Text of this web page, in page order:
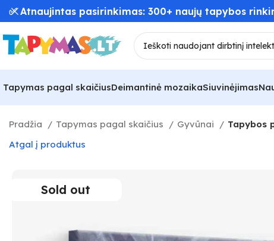
Tapymas pagal skaičiusDeimantinė mozaikaSiuvinėjimas
Pradžia Tapymas pagal skaičius Gyvūnai
Tapybos
Atgal į produktus
Sold out
✅ Atnaujintas pasirinkimas: 300+ naujų tapybos